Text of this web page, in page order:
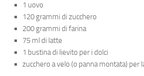
1 uovo
120 grammi di zucchero
200 grammi di farina
75 ml di latte
1 bustina di lievito per i dolci
zucchero a velo (o panna montata) per